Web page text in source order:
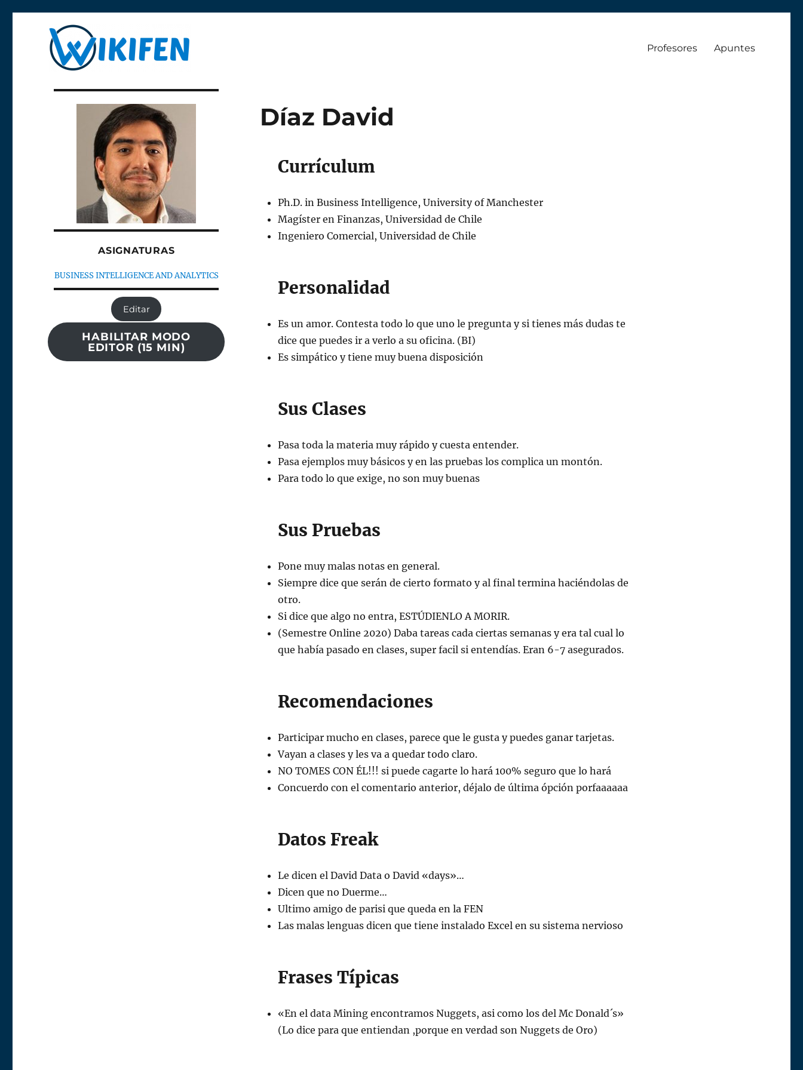
Wikifen
Profesores Apuntes
Díaz David
Currículum
Ph.D. in Business Intelligence, University of Manchester
Magíster en Finanzas, Universidad de Chile
Ingeniero Comercial, Universidad de Chile
Personalidad
Es un amor. Contesta todo lo que uno le pregunta y si tienes más dudas te
dice que puedes ir a verlo a su oficina. (BI)
Es simpático y tiene muy buena disposición
Sus Clases
Pasa toda la materia muy rápido y cuesta entender.
Pasa ejemplos muy básicos y en las pruebas los complica un montón.
Para todo lo que exige, no son muy buenas
Sus Pruebas
Pone muy malas notas en general.
Siempre dice que serán de cierto formato y al final termina haciéndolas de
otro.
Si dice que algo no entra, ESTÚDIENLO A MORIR.
(Semestre Online 2020) Daba tareas cada ciertas semanas y era tal cual lo
que había pasado en clases, super facil si entendías. Eran 6-7 asegurados.
Recomendaciones
Participar mucho en clases, parece que le gusta y puedes ganar tarjetas.
Vayan a clases y les va a quedar todo claro.
NO TOMES CON ÉL!!! si puede cagarte lo hará 100% seguro que lo hará
Concuerdo con el comentario anterior, déjalo de última ópción porfaaaaaa
Datos Freak
Le dicen el David Data o David «days»…
Dicen que no Duerme…
Ultimo amigo de parisi que queda en la FEN
Las malas lenguas dicen que tiene instalado Excel en su sistema nervioso
Frases Típicas
«En el data Mining encontramos Nuggets, asi como los del Mc Donald´s»
(Lo dice para que entiendan ,porque en verdad son Nuggets de Oro)
ASIGNATURAS
BUSINESS INTELLIGENCE AND ANALYTICS
Editar
HABILITAR MODO
EDITOR (15 MIN)